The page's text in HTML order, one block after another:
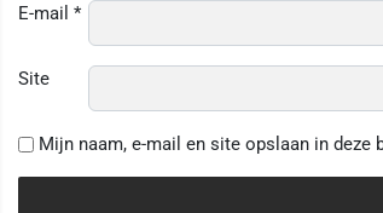
E-mail *
Site
Mijn naam, e-mail en site opslaan in deze